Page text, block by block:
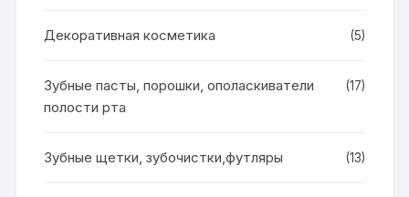
Декоративная косметика (5)
Зубные пасты, порошки, ополаскиватели
полости рта
(17)
Зубные щетки, зубочистки,футляры (13)